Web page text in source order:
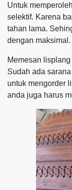
Untuk
selektif. Karena
tahan lama.
dengan maksimal.
Memesan
Sudah ada
untuk mengorder
anda juga harus